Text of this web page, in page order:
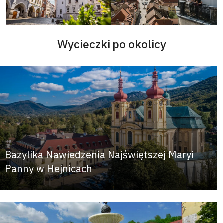
Wycieczki po okolicy
Bazylika Nawiedzenia Najświętszej Maryi
Panny w Hejnicach